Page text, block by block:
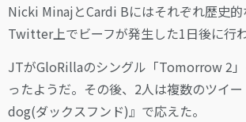
Nicki MinajとCardi Bにはそれぞれ歴史
Twitter上でビーフが発生した1日後に行
JTがGloRillaのシングル「Tomorrow 2
ったようだ。その後、2人は複数のツイ
dog(ダックスフンド)』で応えた。